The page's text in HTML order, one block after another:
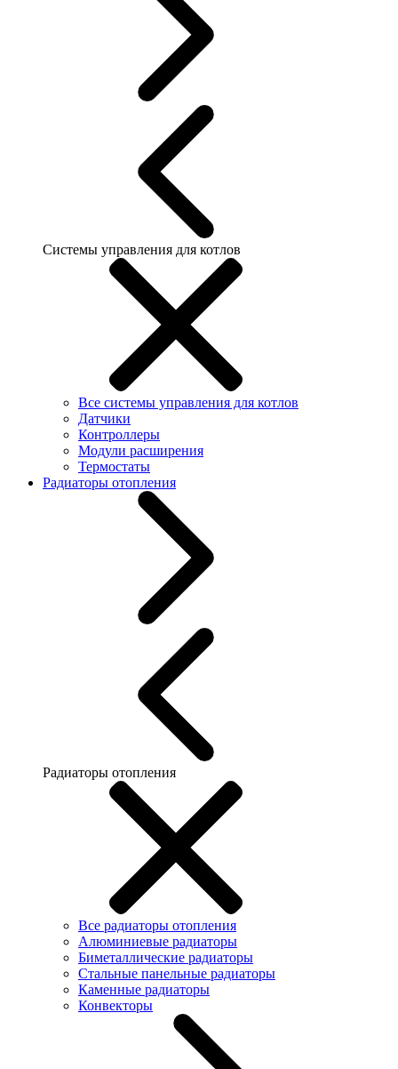
Системы управления для котлов
Все системы управления для котлов
Датчики
Контроллеры
Модули расширения
Термостаты
Радиаторы отопления
Радиаторы отопления
Все радиаторы отопления
Алюминиевые радиаторы
Биметаллические радиаторы
Стальные панельные радиаторы
Каменные радиаторы
Конвекторы